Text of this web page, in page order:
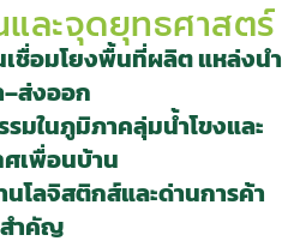
ละจุดยุทธศาสตร์
เชื่อมโยงพื้นที่ผลิต แหล่งนำ
–ส่งออก
รมในภูมิภาคลุ่มน้ำโขงและ
ศเพื่อนบ้าน
โลจิสติกส์และด่านการค้า
สำคัญ